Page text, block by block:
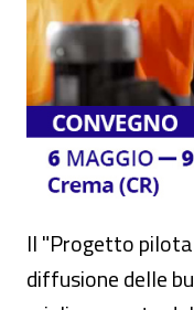
Il "Progetto pilota
diffusione delle